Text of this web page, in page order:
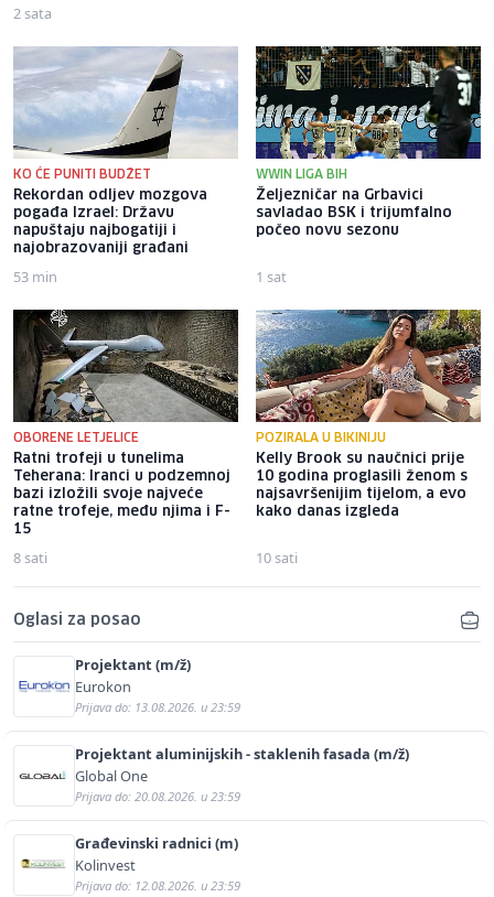
2 sata
KO ĆE PUNITI BUDŽET
Rekordan odljev mozgova
pogađa Izrael: Državu
napuštaju najbogatiji i
najobrazovaniji građani
53 min
WWIN LIGA BIH
Željezničar na Grbavici
savladao BSK i trijumfalno
počeo novu sezonu
1 sat
OBORENE LETJELICE
Ratni trofeji u tunelima
Teherana: Iranci u podzemnoj
bazi izložili svoje najveće
ratne trofeje, među njima i F-
15
8 sati
POZIRALA U BIKINIJU
Kelly Brook su naučnici prije
10 godina proglasili ženom s
najsavršenijim tijelom, a evo
kako danas izgleda
10 sati
Oglasi za posao
Projektant (m/ž)
Eurokon
Prijava do: 13.08.2026. u 23:59
Projektant aluminijskih - staklenih fasada (m/ž)
Global One
Prijava do: 20.08.2026. u 23:59
Građevinski radnici (m)
Kolinvest
Prijava do: 12.08.2026. u 23:59